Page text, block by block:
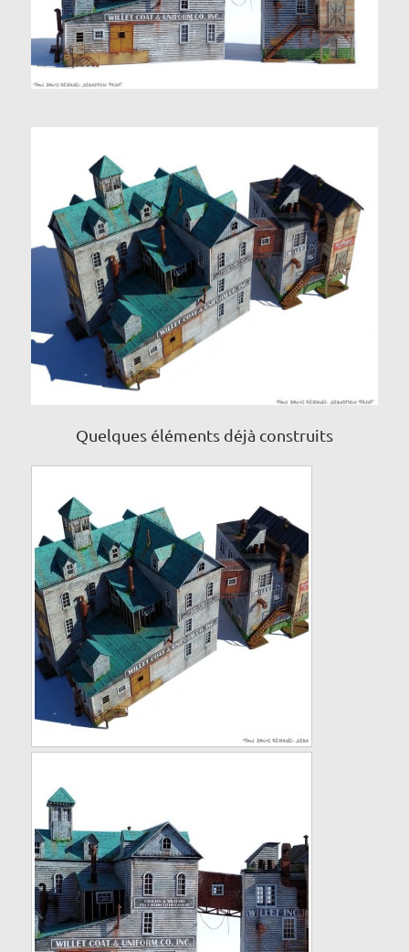
Quelques éléments déjà construits